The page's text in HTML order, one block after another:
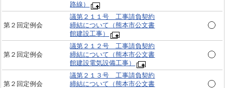
路線）
第２回定例会
議第２１１号 工事請負契約
締結について（熊本市公文書
館建設工事）
第２回定例会
議第２１２号 工事請負契約
締結について（熊本市公文書
館建設電気設備工事）
第２回定例会
議第２１３号 工事請負契約
締結について（熊本市公文書